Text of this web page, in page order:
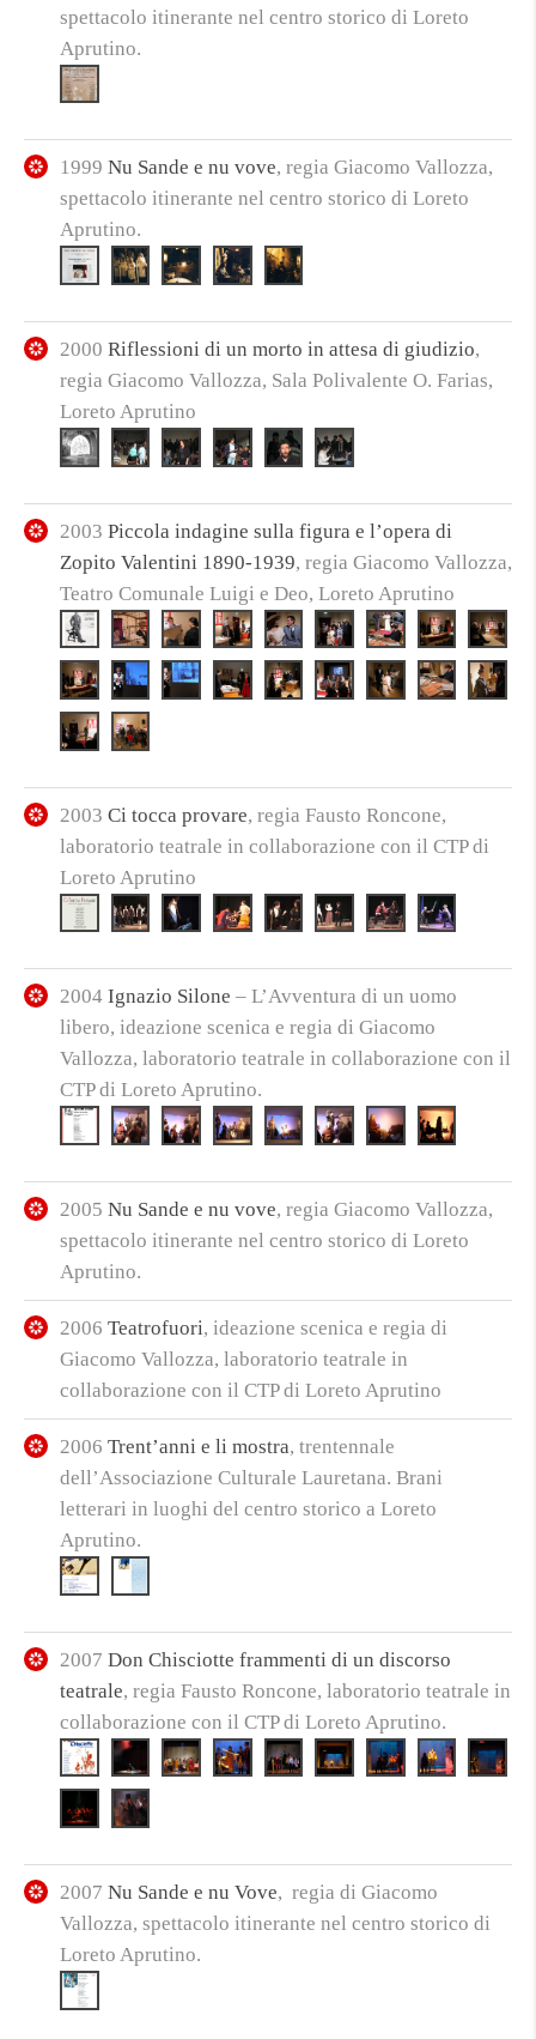
spettacolo itinerante nel centro storico di Loreto
Aprutino.
1999 Nu Sande e nu vove, regia Giacomo Vallozza,
spettacolo itinerante nel centro storico di Loreto
Aprutino.
2000 Riflessioni di un morto in attesa di giudizio,
regia Giacomo Vallozza, Sala Polivalente O. Farias,
Loreto Aprutino
2003 Piccola indagine sulla figura e l’opera di
Zopito Valentini 1890-1939, regia Giacomo Vallozza,
Teatro Comunale Luigi e Deo, Loreto Aprutino
2003 Ci tocca provare, regia Fausto Roncone,
laboratorio teatrale in collaborazione con il CTP di
Loreto Aprutino
2004 Ignazio Silone – L’Avventura di un uomo
libero, ideazione scenica e regia di Giacomo
Vallozza, laboratorio teatrale in collaborazione con il
CTP di Loreto Aprutino.
2005 Nu Sande e nu vove, regia Giacomo Vallozza,
spettacolo itinerante nel centro storico di Loreto
Aprutino.
2006 Teatrofuori, ideazione scenica e regia di
Giacomo Vallozza, laboratorio teatrale in
collaborazione con il CTP di Loreto Aprutino
2006 Trent’anni e li mostra, trentennale
dell’Associazione Culturale Lauretana. Brani
letterari in luoghi del centro storico a Loreto
Aprutino.
2007 Don Chisciotte frammenti di un discorso
teatrale, regia Fausto Roncone, laboratorio teatrale in
collaborazione con il CTP di Loreto Aprutino.
2007 Nu Sande e nu Vove, regia di Giacomo
Vallozza, spettacolo itinerante nel centro storico di
Loreto Aprutino.